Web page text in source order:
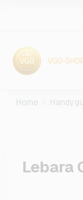
Home
Lebara